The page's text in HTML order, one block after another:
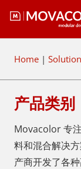
Home |
产品类别
Movacolor 专
料和混合解决
产商开发了各